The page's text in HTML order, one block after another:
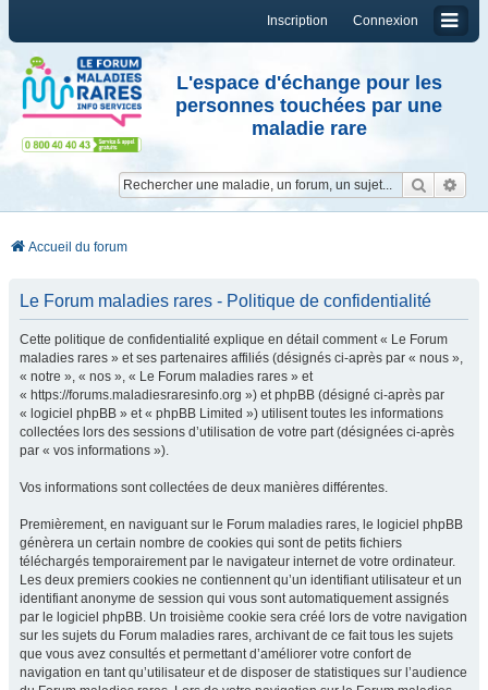
Connexion
Inscription
L'espace d'échange pour les
personnes touchées par une
maladie rare
Accueil du forum
Le Forum maladies rares - Politique de confidentialité
Cette politique de confidentialité explique en détail comment « Le Forum
maladies rares » et ses partenaires affiliés (désignés ci-après par « nous »,
« notre », « nos », « Le Forum maladies rares » et
« https://forums.maladiesraresinfo.org ») et phpBB (désigné ci-après par
« logiciel phpBB » et « phpBB Limited ») utilisent toutes les informations
collectées lors des sessions d’utilisation de votre part (désignées ci-après
par « vos informations »).
Vos informations sont collectées de deux manières différentes.
Premièrement, en naviguant sur le Forum maladies rares, le logiciel phpBB
génèrera un certain nombre de cookies qui sont de petits fichiers
téléchargés temporairement par le navigateur internet de votre ordinateur.
Les deux premiers cookies ne contiennent qu’un identifiant utilisateur et un
identifiant anonyme de session qui vous sont automatiquement assignés
par le logiciel phpBB. Un troisième cookie sera créé lors de votre navigation
sur les sujets du Forum maladies rares, archivant de ce fait tous les sujets
que vous avez consultés et permettant d’améliorer votre confort de
navigation en tant qu’utilisateur et de disposer de statistiques sur l’audience